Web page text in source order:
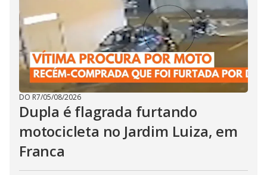
DO R7/05/08/2026
Dupla é flagrada furtando
motocicleta no Jardim Luiza, em
Franca